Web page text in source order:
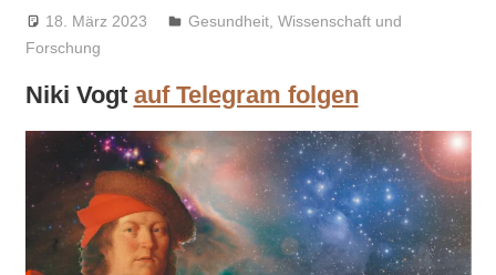
18. März 2023 Niki Vogt
Gesundheit,Wissenschaft und
Forschung
Niki Vogt auf Telegram folgen